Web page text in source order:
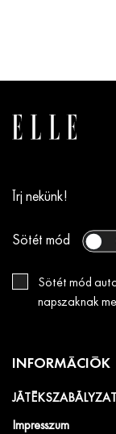
Írj nekünk!
Sötét mód
Sötét mód
napszaknak
INFORMÁCIÓK
Impresszum